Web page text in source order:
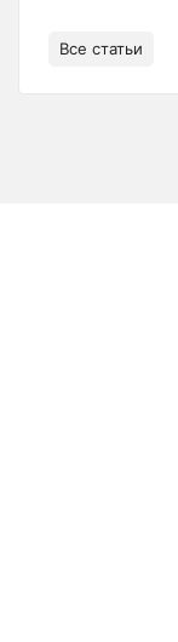
Все статьи